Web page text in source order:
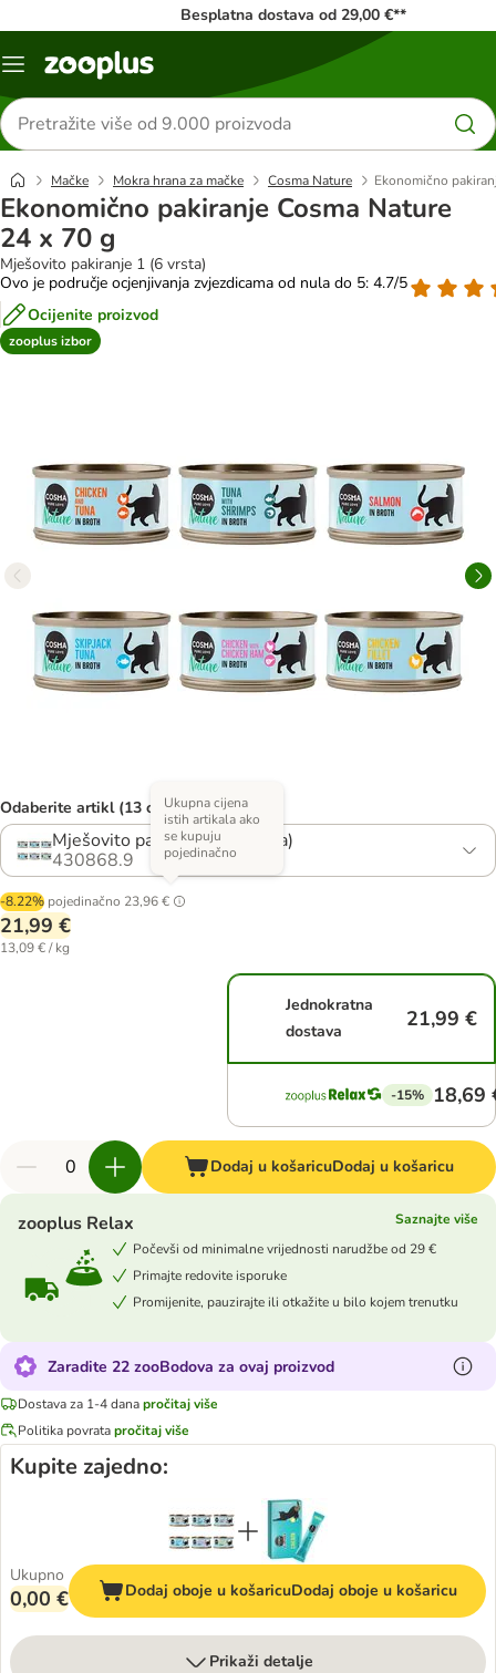
Besplatna dostava od 29,00 €**
Izbornik
Traži
proizvode
Mačke Mokra hrana za mačke Cosma Nature Ekonomično
Ekonomično pakiranje Cosma Nature
24 x 70 g
Mješovito pakiranje 1 (6 vrsta)
Ovo je područje ocjenjivanja zvjezdicama od nula do 5: 4.7/5
Ocijenite proizvod
zooplus izbor
Odaberite artikl (13 opcija)
Mješovito pakiranje 1 (6 vrsta)
430868.9
-8.22% pojedinačno 23,96 €
Ukupna cijena
istih artikala ako
se kupuju
pojedinačno
21,99 €
13,09 € / kg
Jednokratna
dostava
21,99 €
-15% 18,69
Dodaj u košaricuDodaj u košaricu
zooplus Relax
Saznajte više
Počevši od minimalne vrijednosti narudžbe od 29 €
Primajte redovite isporuke
Promijenite, pauzirajte ili otkažite u bilo kojem trenutku
Zaradite 22 zooBodova za ovaj proizvod
Dostava za 1-4 danapročitaj više
Politika povratapročitaj više
Kupite zajedno:
Ukupno
0,00 € Dodaj oboje u košaricuDodaj oboje u košaricu
Prikaži detalje